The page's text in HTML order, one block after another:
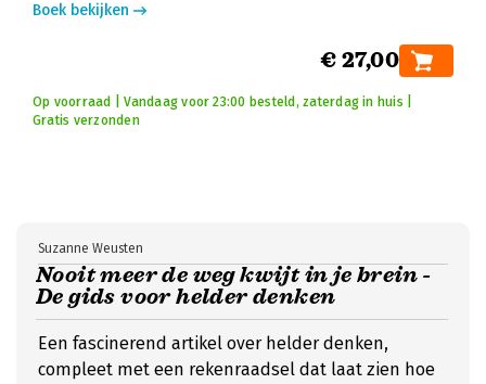
Boek bekijken
€ 27,00
Op voorraad | Vandaag voor 23:00 besteld, zaterdag in huis |
Gratis verzonden
Nooit meer de weg kwijt in je brein -
De gids voor helder denken
Suzanne Weusten
Een fascinerend artikel over helder denken,
compleet met een rekenraadsel dat laat zien hoe